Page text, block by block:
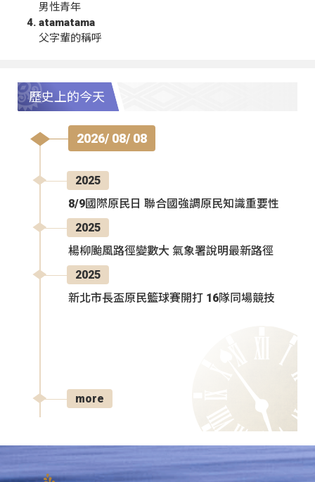
男性青年
atamatama
父字輩的稱呼
歷史上的今天
2026/ 08/ 08
2025
8/9國際原民日 聯合國強調原民知識重要性
2025
楊柳颱風路徑變數大 氣象署說明最新路徑
2025
新北市長盃原民籃球賽開打 16隊同場競技
more